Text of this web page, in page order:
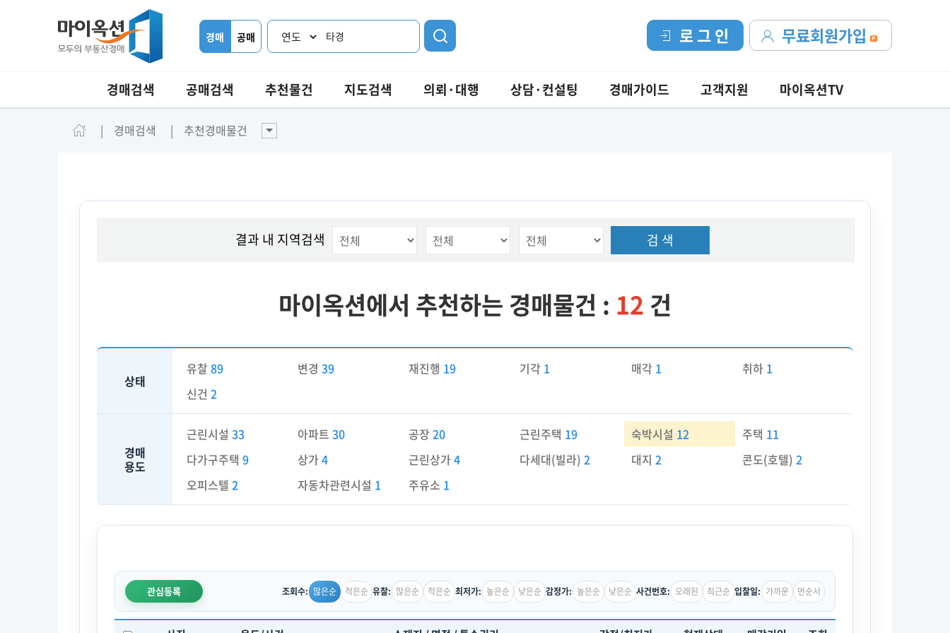
경매 공매 타경 무료회원가입
로 그 인
경매검색 공매검색 추천물건 지도검색 의뢰·대행 상담·컨설팅 경매가이드 고객지원 마이옥션TV
경매검색 추천경매물건
결과 내 지역검색 검 색
마이옥션에서 추천하는 경매물건 : 12 건
상태
유찰 89 변경39 재진행 19 기각 1 매각 1 취하 1
신건 2
경매
용도
근린시설 33 아파트30 공장20 근린주택 19 숙박시설 12 주택 11
다가구주택 9 상가4 근린상가4 다세대(빌라)2 대지 2 콘도(호텔) 2
오피스텔 2 자동차관련시설 1 주유소 1
관심등록 조회수: 많은순 적은순 유찰: 많은순 적은순 최저가: 높은순 낮은순 감정가: 높은순 낮은순 사건번호: 오래된 최근순 입찰일: 가까운 먼순서